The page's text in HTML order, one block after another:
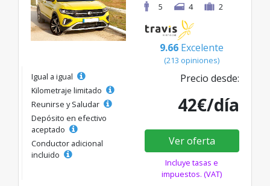
5
4 2
9.66 Excelente
(213 opiniones)
Igual a igual
Kilometraje limitado
Reunirse y Saludar
Depósito en efectivo
aceptado
Conductor adicional
incluido
Precio desde:
42€/día
Ver oferta
Incluye tasas e
impuestos. (VAT)